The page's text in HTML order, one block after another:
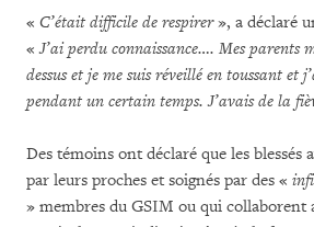
« C’était difficile de respirer», a déclaré
«J’ai perdu connaissance…. Mes parents
dessus et je me suis réveillé en toussant et
pendant un certain temps. J’avais de la
Des témoins ont déclaré que les blessés
par leurs proches et soignés par des «
» membres du GSIM ou qui collaborent